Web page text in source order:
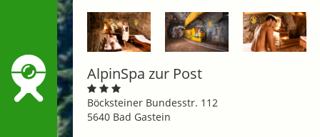
AlpinSpa zur Post
Böcksteiner Bundesstr. 112
5640 Bad Gastein